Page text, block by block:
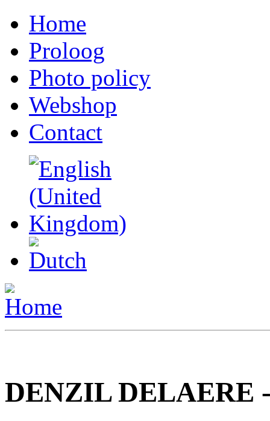
Home
Proloog
Photo policy
Webshop
Contact
DENZIL DELAERE